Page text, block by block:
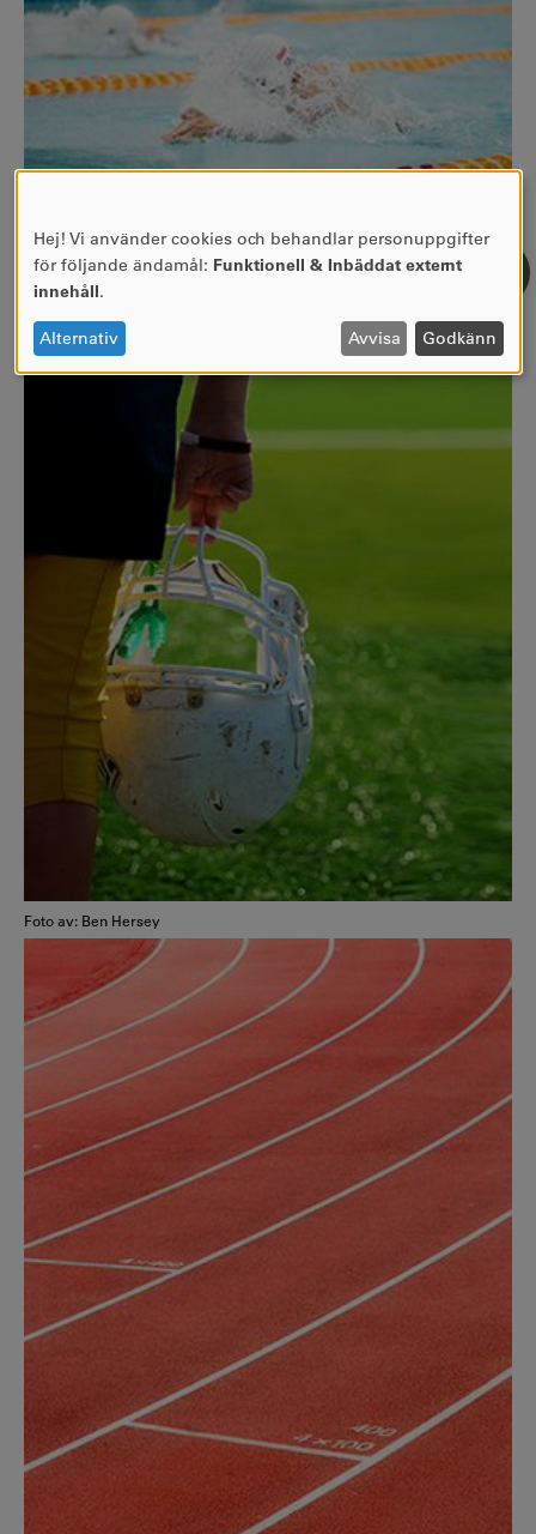
Foto av: Chuttersnap
Foto av: Ben Hersey
ANVÄNDNING
AV
OCH
COOKIES
Hej! Vi använder cookies och behandlar personuppgifter
för följande ändamål: Funktionell & Inbäddat externt
innehåll.
Alternativ Avvisa Godkänn